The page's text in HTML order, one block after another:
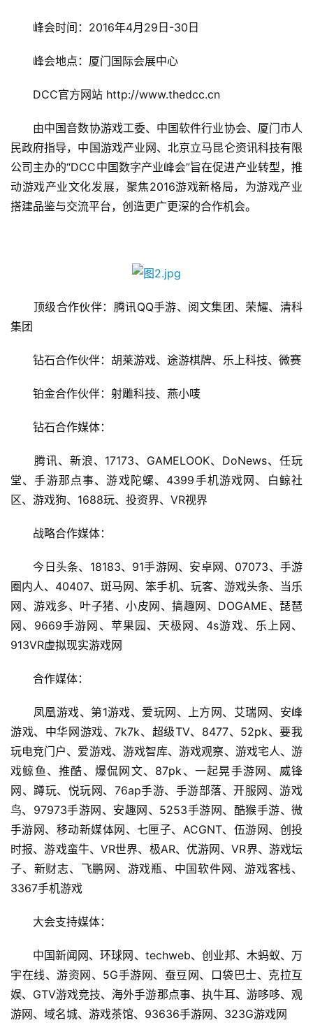
7
月
游
对
接
海
站
(
中
国
)
峰会时间：2016年4月29日-30日
峰会地点：厦门国际会展中心
DCC官方网站 http://www.thedcc.cn
由中国音数协游戏工委、中国软件行业协会、厦门市人
民政府指导，中国游戏产业网、北京立马昆仑资讯科技有限
公司主办的“DCC中国数字产业峰会”旨在促进产业转型，推
动游戏产业文化发展，聚焦2016游戏新格局，为游戏产业
搭建品鉴与交流平台，创造更广更深的合作机会。
顶级合作伙伴：腾讯QQ手游、阅文集团、荣耀、清科
集团
钻石合作伙伴：胡莱游戏、途游棋牌、乐上科技、微赛
铂金合作伙伴：射雕科技、燕小唛
钻石合作媒体：
腾讯、新浪、17173、GAMELOOK、DoNews、任玩
堂、手游那点事、游戏陀螺、4399手机游戏网、白鲸社
区、游戏狗、1688玩、投资界、VR视界
战略合作媒体：
今日头条、18183、91手游网、安卓网、07073、手游
圈内人、40407、斑马网、笨手机、玩客、游戏头条、当乐
网、游戏多、叶子猪、小皮网、搞趣网、DOGAME、琵琶
网、9669手游网、苹果园、天极网、4s游戏、乐上网、
913VR虚拟现实游戏网
合作媒体：
凤凰游戏、第1游戏、爱玩网、上方网、艾瑞网、安峰
游戏、中华网游戏、7k7k、超级TV、8477、52pk、要我
玩电竞门户、爱游戏、游戏智库、游戏观察、游戏宅人、游
戏鲸鱼、推酷、爆侃网文、87pk、一起晃手游网、威锋
网、蹲玩、悦玩网、76ap手游、手游部落、开服网、游戏
鸟、97973手游网、安趣网、5253手游网、酷猴手游、微
手游网、移动新媒体网、七匣子、ACGNT、伍游网、创投
时报、游戏蛮牛、VR世界、极AR、优游网、VR界、游戏坛
子、新财志、飞鹏网、游戏瓶、中国软件网、游戏客栈、
3367手机游戏
大会支持媒体：
中国新闻网、环球网、techweb、创业邦、木蚂蚁、万
宇在线、游资网、5G手游网、蚕豆网、口袋巴士、克拉互
娱、GTV游戏竞技、海外手游那点事、执牛耳、游哆哆、观
游网、域名城、游戏茶馆、93636手游网、323G游戏网